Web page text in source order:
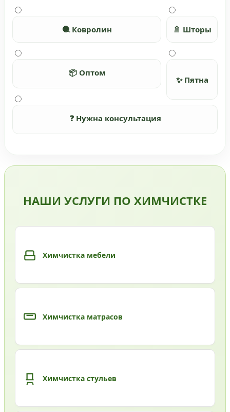
🧶 Ковролин 🚿 Шторы
📦 Оптом
✨ Пятна
❓ Нужна консультация
НАШИ УСЛУГИ ПО ХИМЧИСТКЕ
Химчистка мебели
Химчистка матрасов
Химчистка стульев